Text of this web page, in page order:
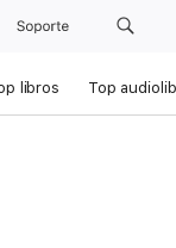
Soporte
libros Top